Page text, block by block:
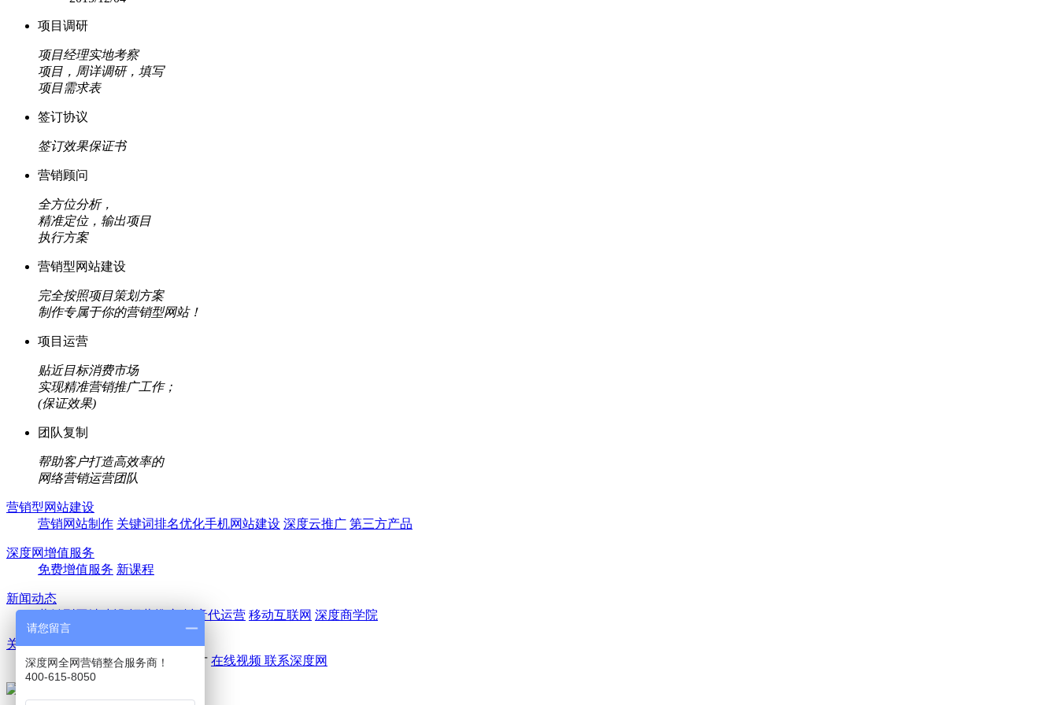
项目调研
项目经理实地考察
项目，周详调研，填写
项目需求表
签订协议
签订效果保证书
营销顾问
全方位分析，
精准定位，输出项目
执行方案
营销型网站建设
完全按照项目策划方案
制作专属于你的营销型网站！
项目运营
贴近目标消费市场
实现精准营销推广工作；
(保证效果)
团队复制
帮助客户打造高效率的
网络营销运营团队
营销型网站建设
营销网站制作 关键词排名优化手机网站建设 深度云推广 第三方产品
深度网增值服务
免费增值服务 新课程
新闻动态
抖音代运营 移动互联网 深度商学院
关于深度网
走进深度网 公司团队 诚聘英才 在线视频 联系深度网
请您留言
深度网全网营销整合服务商！
400-615-8050